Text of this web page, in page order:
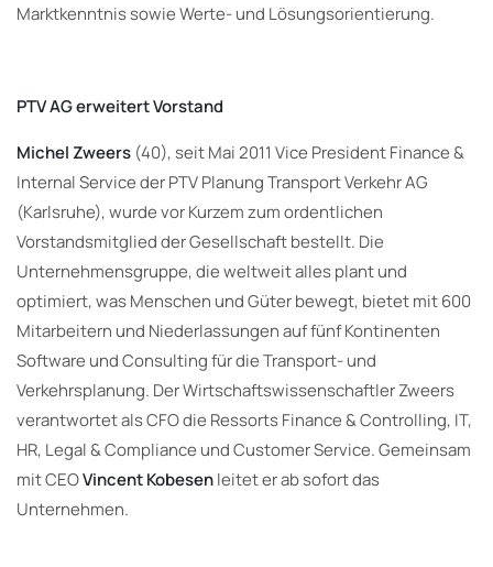
Marktkenntnis sowie Werte- und Lösungsorientierung.
PTV AG erweitert Vorstand
Michel Zweers (40), seit Mai 2011 Vice President Finance &
Internal Service der PTV Planung Transport Verkehr AG
(Karlsruhe), wurde vor Kurzem zum ordentlichen
Vorstandsmitglied der Gesellschaft bestellt. Die
Unternehmensgruppe, die weltweit alles plant und
optimiert, was Menschen und Güter bewegt, bietet mit 600
Mitarbeitern und Niederlassungen auf fünf Kontinenten
Software und Consulting für die Transport- und
Verkehrsplanung. Der Wirtschaftswissenschaftler Zweers
verantwortet als CFO die Ressorts Finance & Controlling, IT,
HR, Legal & Compliance und Customer Service. Gemeinsam
mit CEOVincent Kobesenleitet er ab sofort das
Unternehmen.